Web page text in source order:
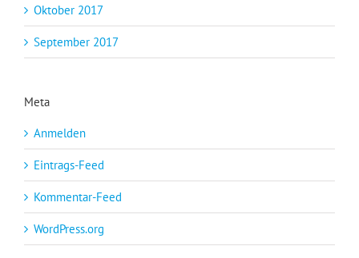
Oktober 2017
September 2017
Meta
Anmelden
Eintrags-Feed
Kommentar-Feed
WordPress.org